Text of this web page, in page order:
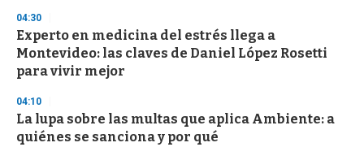
d
s
o
f
3
s
e
c
o
04:30
Experto en medicina del estrés llega a
Montevideo: las claves de Daniel López Rosetti
para vivir mejor
04:10
La lupa sobre las multas que aplica Ambiente: a
quiénes se sanciona y por qué